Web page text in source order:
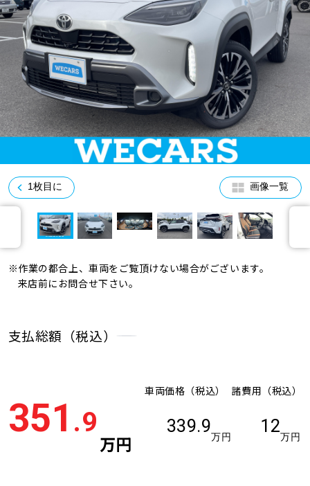
企業情報 採用情報
0120-733-500
1枚目に 画像一覧
※作業の都合上、車両をご覧頂けない場合がございます。
来店前にお問合せ下さい。
支払総額（税込）
351 .9
万円
車両価格（税込）
339.9
万円
諸費用（税込）
12
万円